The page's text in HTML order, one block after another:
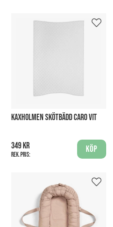
KAXHOLMEN SKÖTBÄDD CARO VIT
349 kr
Rek. pris:
Köp